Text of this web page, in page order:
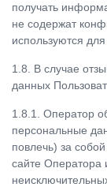
получать
не содержат
используются
1.8. В случае
данных
1.8.1. Оператор
персональные
повлечь) за
сайте Оператора